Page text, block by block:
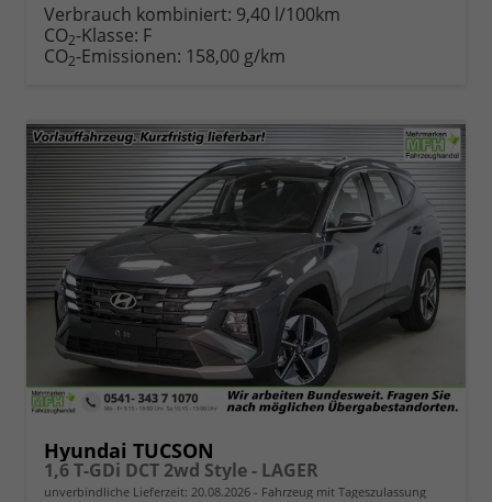
Verbrauch kombiniert: 9,40 l/100km
CO2-Klasse: F
CO2-Emissionen: 158,00 g/km
Hyundai TUCSON
1,6 T-GDi DCT 2wd Style - LAGER
unverbindliche Lieferzeit: 20.08.2026 Fahrzeug mit Tageszulassung